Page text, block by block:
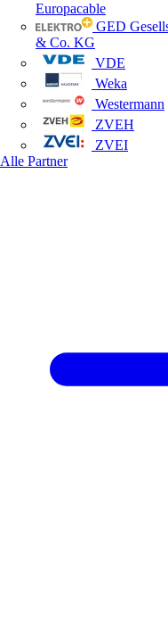
Europacable
GED
& Co. KG
VDE
Weka
Westermann
ZVEH
ZVEI
Alle Partner